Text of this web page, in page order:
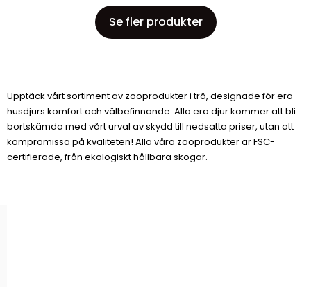
Se fler produkter
Upptäck vårt sortiment av zooprodukter i trä, designade för era
husdjurs komfort och välbefinnande. Alla era djur kommer att bli
bortskämda med vårt urval av skydd till nedsatta priser, utan att
kompromissa på kvaliteten! Alla våra zooprodukter är FSC-
certifierade, från ekologiskt hållbara skogar.